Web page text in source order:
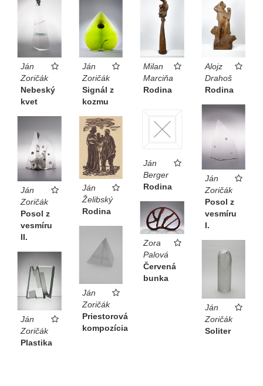
Ján
Zoričák
Nebeský
kvet
Ján
Zoričák
Signál z
kozmu
Milan
Marciňa
Rodina
Alojz
Drahoš
Rodina
Ján
Berger
Rodina
Ján
Zoričák
Posol z
vesmíru
I.
Ján
Zoričák
Posol z
vesmíru
II.
Ján
Želibský
Rodina
Zora
Palová
Červená
bunka
Ján
Zoričák
Priestorová
kompozícia
Ján
Zoričák
Soliter
Ján
Zoričák
Plastika